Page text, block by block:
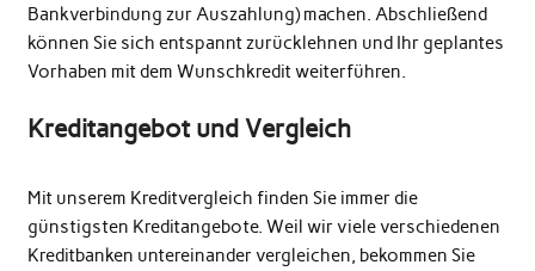
Bankverbindung zur Auszahlung) machen. Abschließend
können Sie sich entspannt zurücklehnen und Ihr geplantes
Vorhaben mit dem Wunschkredit weiterführen.
Kreditangebot und Vergleich
Mit unserem Kreditvergleich finden Sie immer die
günstigsten Kreditangebote. Weil wir viele verschiedenen
Kreditbanken untereinander vergleichen, bekommen Sie